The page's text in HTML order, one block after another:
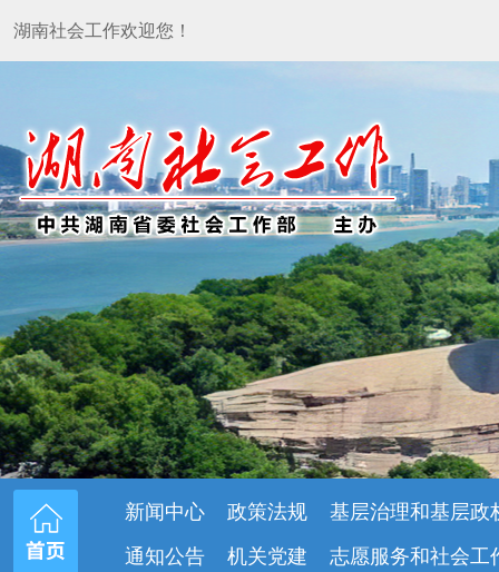
湖南社会工作欢迎您！
新闻中心 政策法规
基层治理和基层政
通知公告
机关党建 志愿服务和社会工